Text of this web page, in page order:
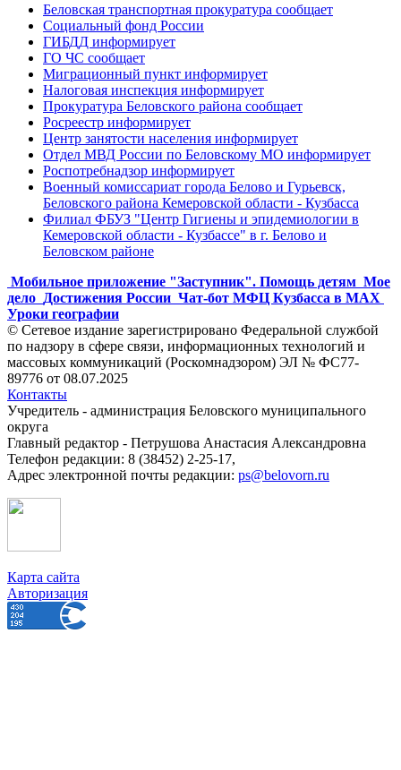
Беловская транспортная прокуратура сообщает
Социальный фонд России
ГИБДД информирует
ГО ЧС сообщает
Миграционный пункт информирует
Налоговая инспекция информирует
Прокуратура Беловского района сообщает
Росреестр информирует
Центр занятости населения информирует
Отдел МВД России по Беловскому МО информирует
Роспотребнадзор информирует
Военный комиссариат города Белово и Гурьевск,
Беловского района Кемеровской области - Кузбасса
Филиал ФБУЗ "Центр Гигиены и эпидемиологии в
Кемеровской области - Кузбассе" в г. Белово и
Беловском районе
Мобильное приложение "Заступник". Помощь детям Мое
дело Достижения России Чат-бот МФЦ Кузбасса в MAX
Уроки географии
© Сетевое издание зарегистрировано Федеральной службой
по надзору в сфере связи, информационных технологий и
массовых коммуникаций (Роскомнадзором) ЭЛ № ФС77-
89776 от 08.07.2025
Контакты
Учредитель - администрация Беловского муниципального
округа
Главный редактор - Петрушова Анастасия Александровна
Телефон редакции: 8 (38452) 2-25-17,
Адрес электронной почты редакции: ps@belovorn.ru
Карта сайта
Авторизация